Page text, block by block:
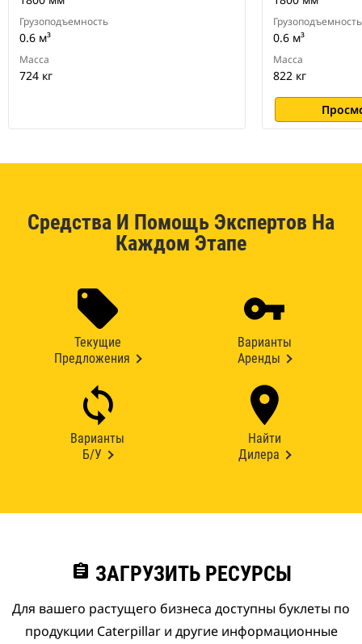
Грузоподъемность
0.6 м³
Масса
724 кг
Грузоподъемность
0.6 м³
Масса
822 кг
Средства И Помощь Экспертов На
Каждом Этапе
Текущие
Предложения
Варианты
Аренды
Варианты
Б/У
Найти
Дилера
assignment ЗАГРУЗИТЬ РЕСУРСЫ
Для вашего растущего бизнеса доступны буклеты по
продукции Caterpillar и другие информационные